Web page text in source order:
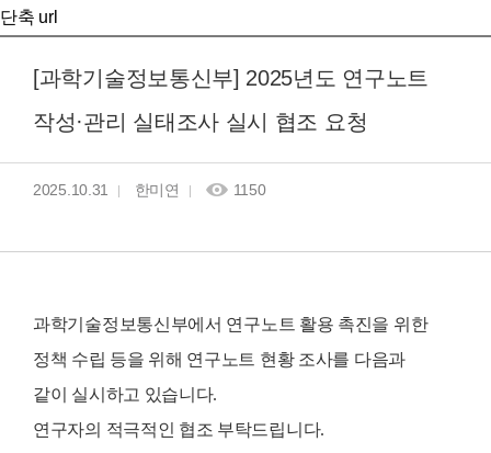
단축 url
[과학기술정보통신부] 2025년도 연구노트
작성·관리 실태조사 실시 협조 요청
2025.10.31 한미연 1150
과학기술정보통신부에서 연구노트 활용 촉진을 위한
정책 수립 등을 위해 연구노트 현황 조사를 다음과
같이 실시하고 있습니다.
연구자의 적극적인 협조 부탁드립니다.